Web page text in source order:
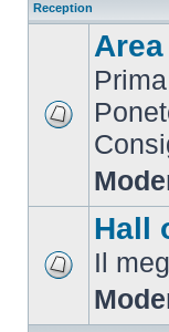
Reception
Hall
Il